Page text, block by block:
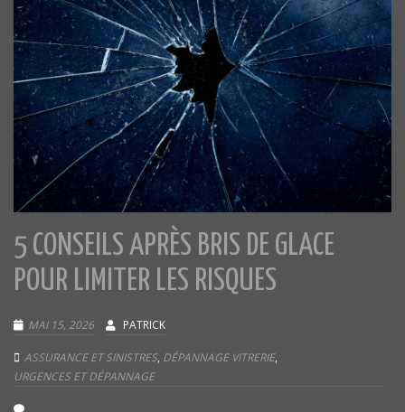
5 CONSEILS APRÈS BRIS DE GLACE
POUR LIMITER LES RISQUES
MAI 15, 2026 PATRICK
ASSURANCE ET SINISTRES, DÉPANNAGE VITRERIE,
URGENCES ET DÉPANNAGE